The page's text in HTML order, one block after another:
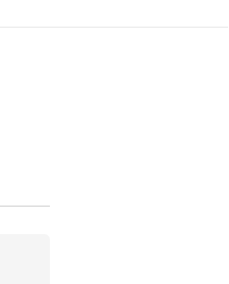
高の一枚を作り上げていいます。現